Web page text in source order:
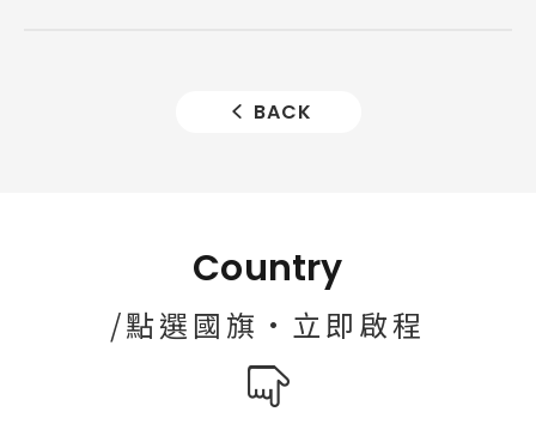
BACK
Country
/點選國旗·立即啟程